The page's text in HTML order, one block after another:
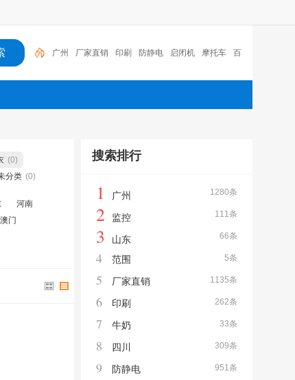
广州 厂家直销 印刷 防静电 启闭机 摩托车 百
福 咏玖进出口 体验桌 扑克
(0)
分类 (0)
河南
澳门
搜索排行
1280条
1 广州
111条
2 监控
66条
3 山东
5条
4 范围
1135条
5 厂家直销
262条
6 印刷
33条
7 牛奶
309条
8 四川
951条
9 防静电